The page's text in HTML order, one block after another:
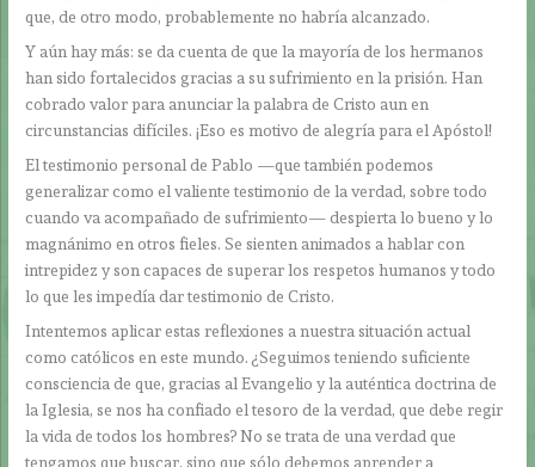
que, de otro modo, probablemente no habría alcanzado.
Y aún hay más: se da cuenta de que la mayoría de los hermanos
han sido fortalecidos gracias a su sufrimiento en la prisión. Han
cobrado valor para anunciar la palabra de Cristo aun en
circunstancias difíciles. ¡Eso es motivo de alegría para el Apóstol!
El testimonio personal de Pablo —que también podemos
generalizar como el valiente testimonio de la verdad, sobre todo
cuando va acompañado de sufrimiento— despierta lo bueno y lo
magnánimo en otros fieles. Se sienten animados a hablar con
intrepidez y son capaces de superar los respetos humanos y todo
lo que les impedía dar testimonio de Cristo.
Intentemos aplicar estas reflexiones a nuestra situación actual
como católicos en este mundo. ¿Seguimos teniendo suficiente
consciencia de que, gracias al Evangelio y la auténtica doctrina de
la Iglesia, se nos ha confiado el tesoro de la verdad, que debe regir
la vida de todos los hombres? No se trata de una verdad que
tengamos que buscar, sino que sólo debemos aprender a